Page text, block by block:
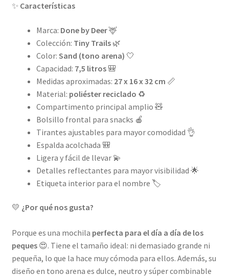
✨ Características
Marca: Done by Deer🦌
Colección: Tiny Trails🌿
Color: Sand (tono arena) 🤍
Capacidad: 7,5 litros🎒
Medidas aproximadas: 27 x 16 x 32 cm 📏
Material: poliéster reciclado ♻️
Compartimento principal amplio 🧸
Bolsillo frontal para snacks 🍎
Tirantes ajustables para mayor comodidad 👌
Espalda acolchada 🎒
Ligera y fácil de llevar 💫
Detalles reflectantes para mayor visibilidad 🌟
Etiqueta interior para el nombre 🏷️
💛 ¿Por qué nos gusta?
Porque es una mochila perfecta para el día a día de los
peques😍. Tiene el tamaño ideal: ni demasiado grande ni
pequeña, lo que la hace muy cómoda para ellos. Además, su
diseño en tono arena es dulce, neutro y súper combinable